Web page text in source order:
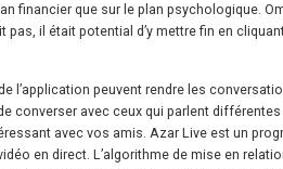
financier que sur le plan psychologique.
pas, il était potential d’y mettre fin en
l’application peuvent rendre les
converser avec ceux qui parlent
avec vos amis. Azar Live est un
en direct. L’algorithme de mise en